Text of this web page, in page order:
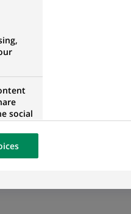
social
the
website
on a